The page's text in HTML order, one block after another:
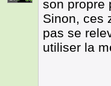
son propre
Sinon, ces
pas se
utiliser la